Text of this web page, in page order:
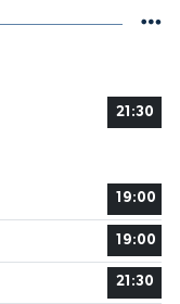
21:30
19:00
19:00
21:30